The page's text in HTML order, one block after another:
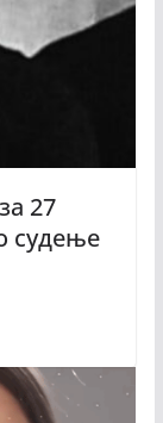
27
судење